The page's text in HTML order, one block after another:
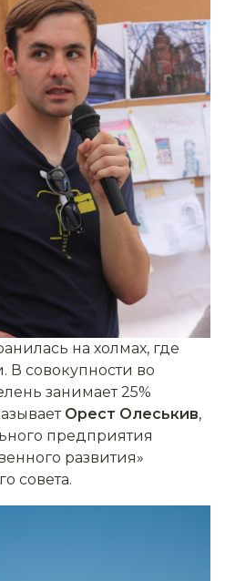
на холмах, где
В совокупности во
занимает 25%
Орест Олеськив,
предприятия
развития»
совета.